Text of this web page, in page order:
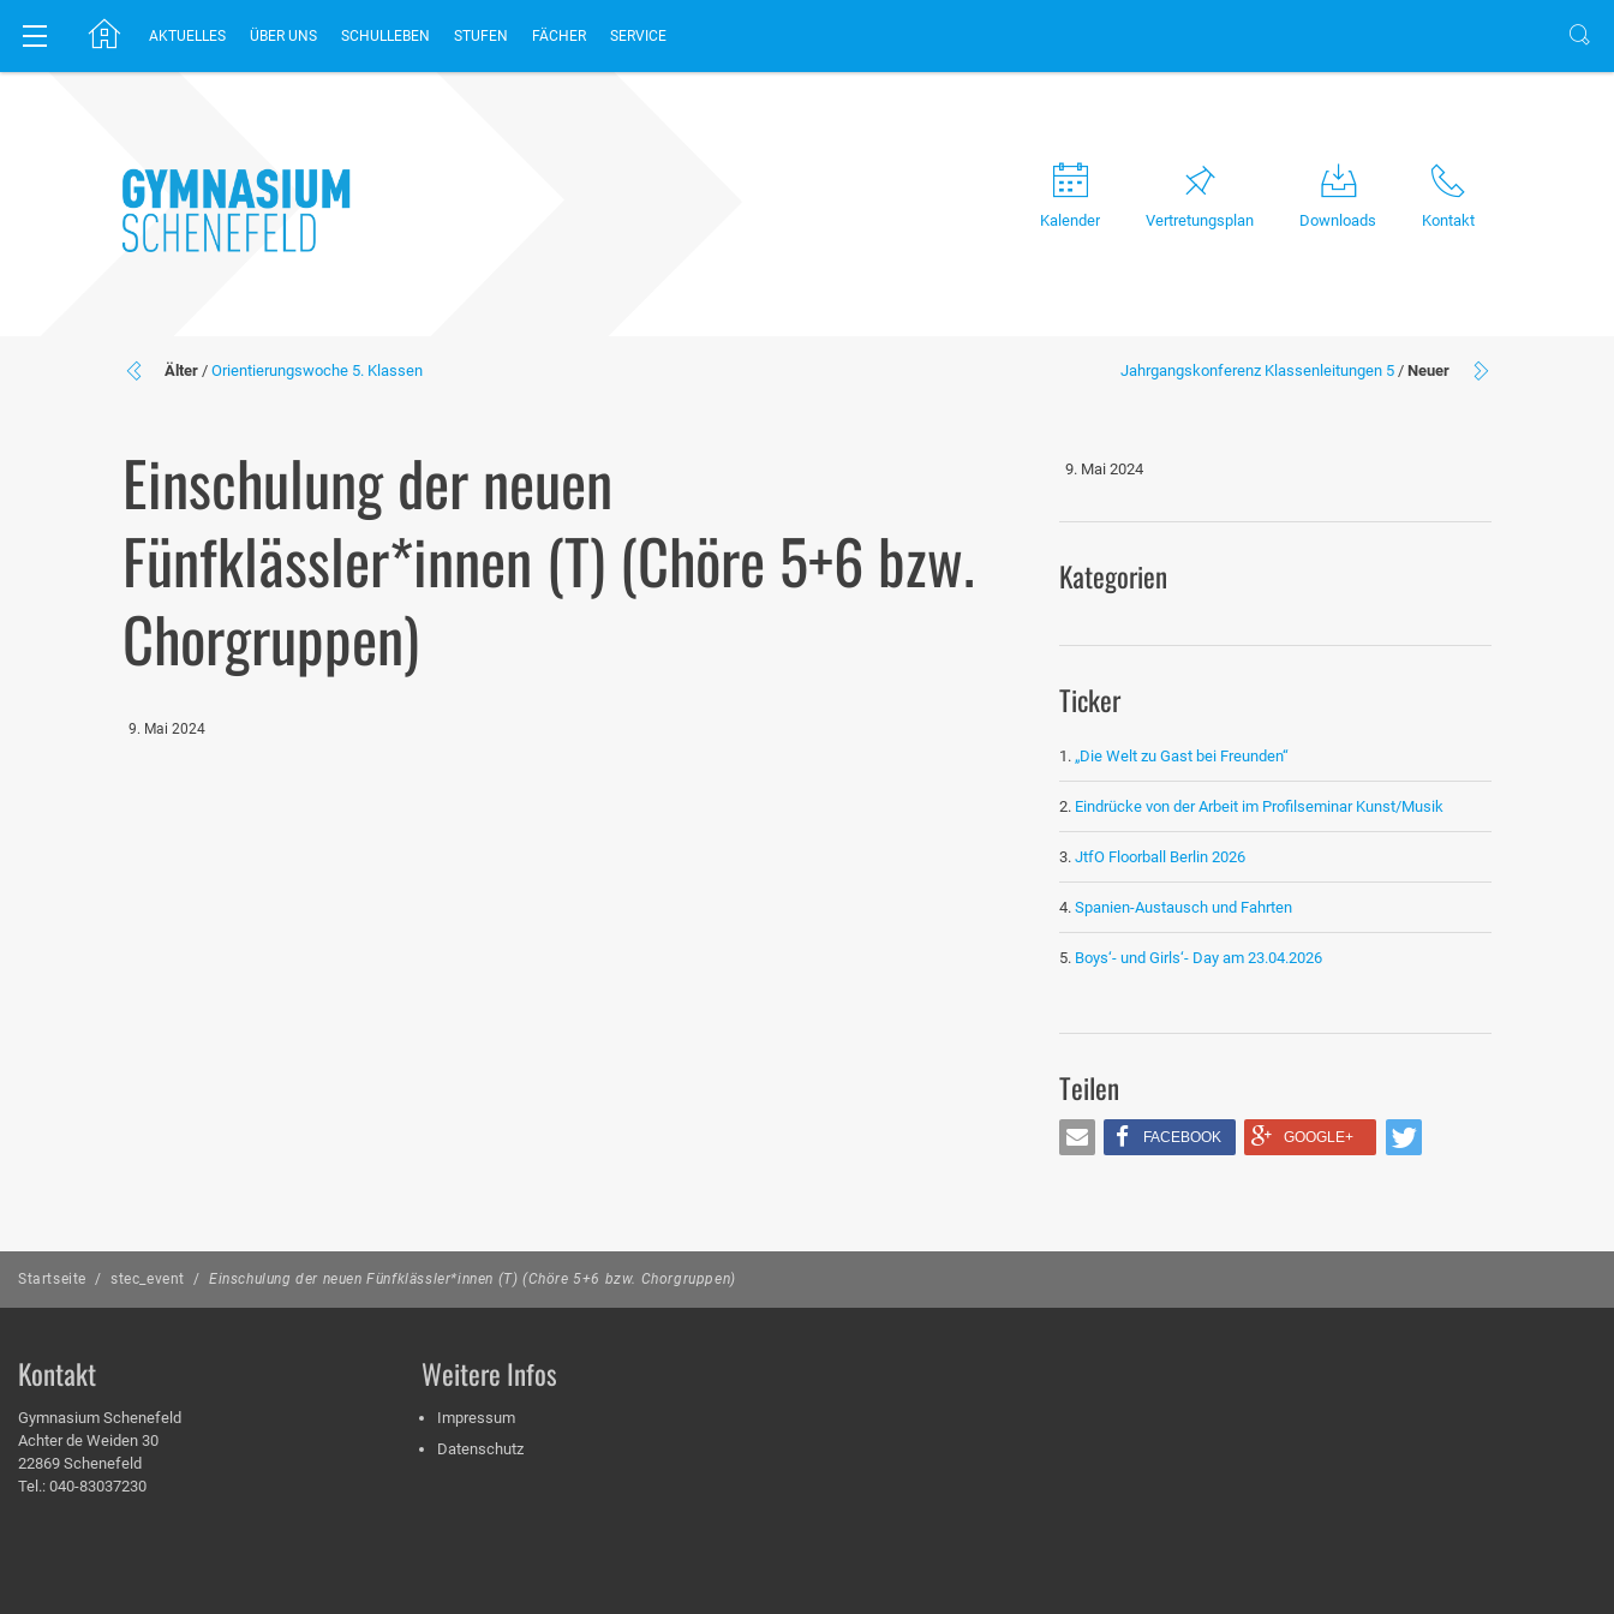
AKTUELLES ÜBER UNS SCHULLEBEN STUFEN FÄCHER SERVICE
Kalender Vertretungsplan Downloads Kontakt
Jahrgangskonferenz Klassenleitungen 5 / Neuer
Älter / Orientierungswoche 5. Klassen
Einschulung der neuen
Fünfklässler*innen (T) (Chöre 5+6 bzw.
Chorgruppen)
9. Mai 2024
9. Mai 2024
Kategorien
Ticker
„Die Welt zu Gast bei Freunden“
Eindrücke von der Arbeit im Profilseminar Kunst/Musik
JtfO Floorball Berlin 2026
Spanien-Austausch und Fahrten
Boys‘- und Girls‘- Day am 23.04.2026
Teilen
FACEBOOK GOOGLE+
Startseite / stec_event / Einschulung der neuen Fünfklässler*innen (T) (Chöre 5+6 bzw. Chorgruppen)
Kontakt
Gymnasium Schenefeld
Achter de Weiden 30
22869 Schenefeld
Tel.: 040-83037230
Weitere Infos
Impressum
Datenschutz